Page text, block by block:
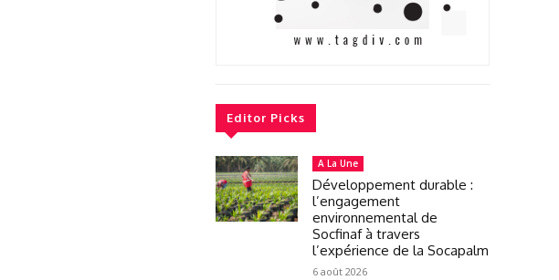
Editor Picks
A La Une
Développement durable :
l’engagement
environnemental de
Socfinaf à travers
l’expérience de la Socapalm
6 août 2026